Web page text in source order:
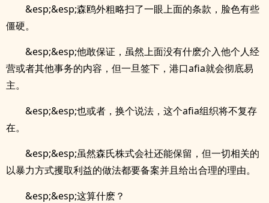
&esp;&esp;森鸥外粗略扫了一眼上面的条款，脸色有些
僵硬。
&esp;&esp;他敢保证，虽然上面没有什麽介入他个人经
营或者其他事务的内容，但一旦签下，港口afia就会彻底易
主。
&esp;&esp;也或者，换个说法，这个afia组织将不复存
在。
&esp;&esp;虽然森氏株式会社还能保留，但一切相关的
以暴力方式攫取利益的做法都要备案并且给出合理的理由。
&esp;&esp;这算什麽？